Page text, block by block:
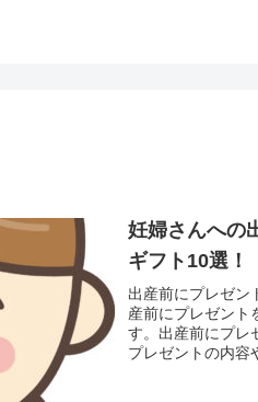
妊婦さんへの
ギフト10選！
出産前にプレゼン
産前にプレゼント
す。出産前にプレ
プレゼントの内容